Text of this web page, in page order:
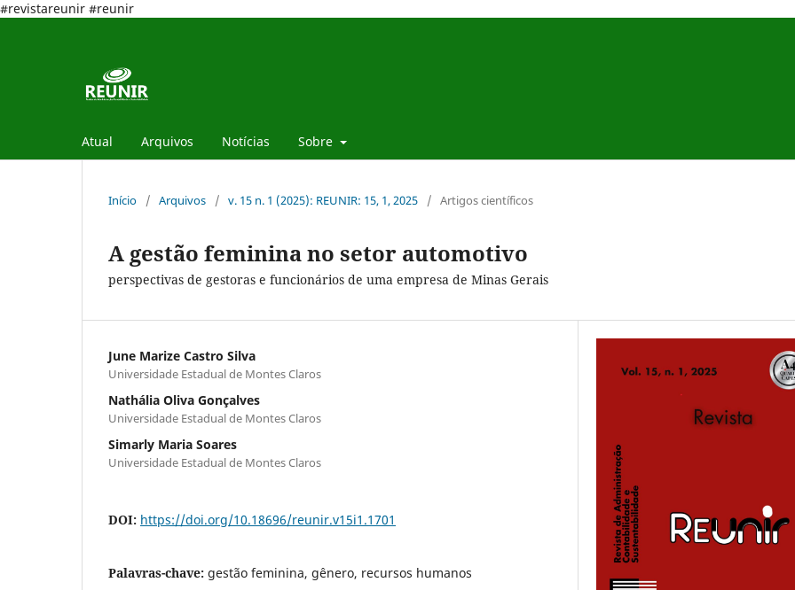
#revistareunir #reunir
Atual Arquivos Notícias Sobre
Início / Arquivos / v. 15 n. 1 (2025): REUNIR: 15, 1, 2025 / Artigos científicos
A gestão feminina no setor automotivo
perspectivas de gestoras e funcionários de uma empresa de Minas Gerais
June Marize Castro Silva
Universidade Estadual de Montes Claros
Nathália Oliva Gonçalves
Universidade Estadual de Montes Claros
Simarly Maria Soares
Universidade Estadual de Montes Claros
DOI: https://doi.org/10.18696/reunir.v15i1.1701
Palavras-chave: gestão feminina, gênero, recursos humanos